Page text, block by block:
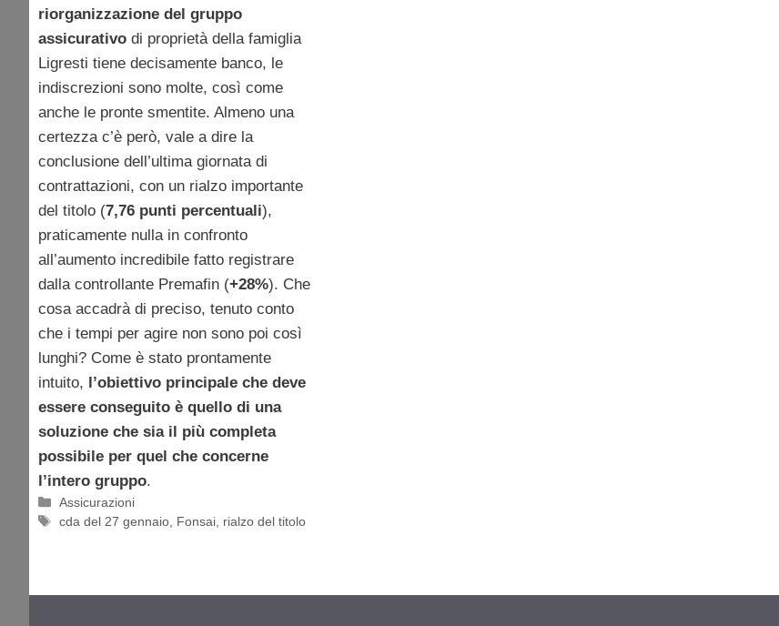
riorganizzazione del gruppo
assicurativo di proprietà della famiglia
Ligresti tiene decisamente banco, le
indiscrezioni sono molte, così come
anche le pronte smentite. Almeno una
certezza c’è però, vale a dire la
conclusione dell’ultima giornata di
contrattazioni, con un rialzo importante
del titolo (7,76 punti percentuali),
praticamente nulla in confronto
all’aumento incredibile fatto registrare
dalla controllante Premafin (+28%). Che
cosa accadrà di preciso, tenuto conto
che i tempi per agire non sono poi così
lunghi? Come è stato prontamente
intuito, l’obiettivo principale che deve
essere conseguito è quello di una
soluzione che sia il più completa
possibile per quel che concerne
l’intero gruppo.
Categorie
Assicurazioni
Tag
cda del 27 gennaio Fonsai rialzo del titolo